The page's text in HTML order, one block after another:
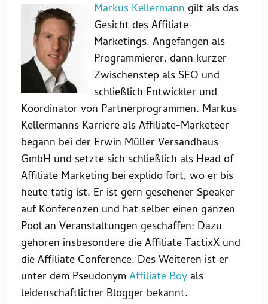
Markus Kellermann gilt als das
Gesicht des Affiliate-
Marketings. Angefangen als
Programmierer, dann kurzer
Zwischenstep als SEO und
schließlich Entwickler und
Koordinator von Partnerprogrammen. Markus
Kellermanns Karriere als Affiliate-Marketeer
begann bei der Erwin Müller Versandhaus
GmbH und setzte sich schließlich als Head of
Affiliate Marketing bei explido fort, wo er bis
heute tätig ist. Er ist gern gesehener Speaker
auf Konferenzen und hat selber einen ganzen
Pool an Veranstaltungen geschaffen: Dazu
gehören insbesondere die Affiliate TactixX und
die Affiliate Conference. Des Weiteren ist er
unter dem Pseudonym Affiliate Boy als
leidenschaftlicher Blogger bekannt.